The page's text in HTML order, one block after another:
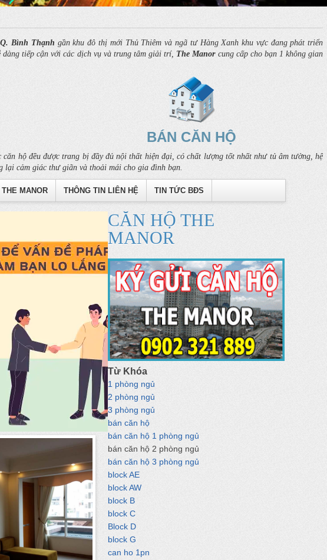
Bình Thạnh gần khu đô thị mới Thủ Thiêm và ngã tư Hàng Xanh khu vực đang phát triển
tiếp cận với các dịch vụ và trung tâm giải trí, The Manorcung cấp cho bạn 1 không gian
BÁN CĂN HỘ
hộ đều được trang bị đầy đủ nội thất hiện đại, có chất lượng tốt nhất như tủ âm tường, hệ
lại cảm giác thư giãn và thoải mái cho gia đình bạn.
MANOR THÔNG TIN LIÊN HỆ TIN TỨC BĐS
CĂN HỘ THE
MANOR
Từ Khóa
1 phòng ngủ
2 phòng ngủ
3 phòng ngủ
bán căn hộ
bán căn hộ 1 phòng ngủ
bán căn hộ 2 phòng ngủ
bán căn hộ 3 phòng ngủ
block AE
block AW
block B
block C
Block D
block G
can ho 1pn